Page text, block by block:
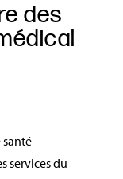
des
santé
services du